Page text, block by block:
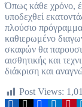
Όπως κάθε χρόνο,
υποδεχθεί
πλούσιο
καθιερωμένο
σκαφών θα
αισθητικής και
διάκριση και
Post Views: